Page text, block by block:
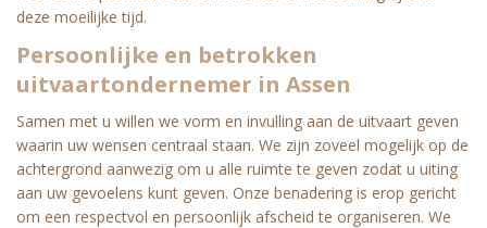
deze moeilijke tijd.
Persoonlijke en betrokken
uitvaartondernemer in Assen
Samen met u willen we vorm en invulling aan de uitvaart geven
waarin uw wensen centraal staan. We zijn zoveel mogelijk op de
achtergrond aanwezig om u alle ruimte te geven zodat u uiting
aan uw gevoelens kunt geven. Onze benadering is erop gericht
om een respectvol en persoonlijk afscheid te organiseren. We